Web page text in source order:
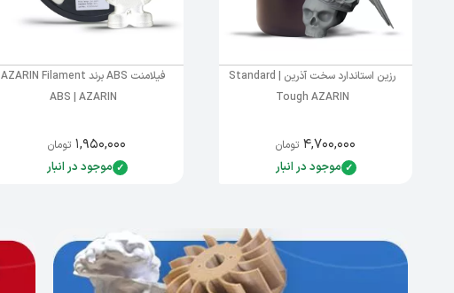
رزین استاندارد سخت آذرین | Standard
Tough AZARIN
موجود در انبار
۴,۷۰۰,۰۰۰ تومان
فیلامنت ABS برند AZARIN Filament
ABS | AZARIN
موجود در انبار
۱,۹۵۰,۰۰۰ تومان